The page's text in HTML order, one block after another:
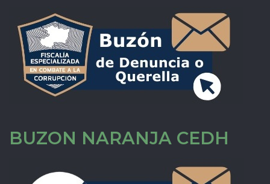
BUZON NARANJA CEDH